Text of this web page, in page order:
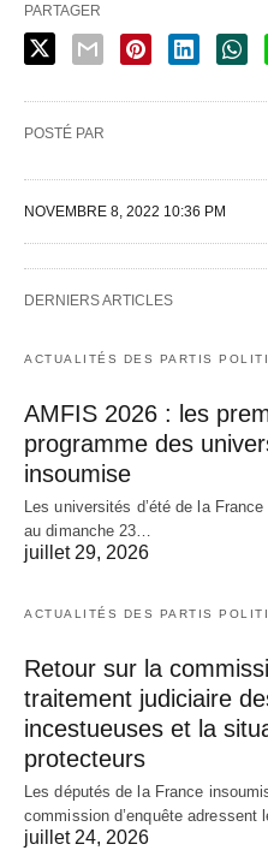
PARTAGER
POSTÉ PAR
NOVEMBRE 8, 2022 10:36 PM
DERNIERS ARTICLES
ACTUALITÉS DES PARTIS
AMFIS 2026 : les
programme des
insoumise
Les universités d’été de la
au dimanche 23…
juillet 29, 2026
ACTUALITÉS DES PARTIS
Retour sur la
traitement judiciaire
incestueuses et la
protecteurs
Les députés de la France
commission d’enquête adressent
juillet 24, 2026